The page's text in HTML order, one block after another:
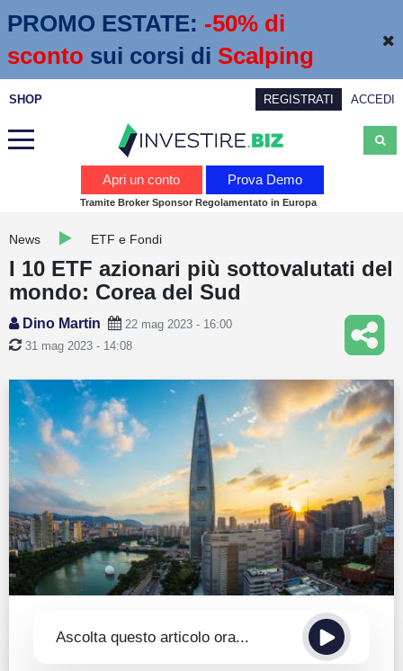
PROMO ESTATE: -50% di
sconto sui corsi di Scalping
SHOP REGISTRATI ACCEDI
Calendario economico
Webinar
Servizi
Trading
Education
Guide
Quotazioni
Conto IG
Guru Monitor
Stagionalità
Apri un conto Prova Demo
Tramite Broker Sponsor Regolamentato in Europa
News ETF e Fondi
I 10 ETF azionari più sottovalutati del
mondo: Corea del Sud
Dino Martin
22 mag 2023 - 16:00
31 mag 2023 - 14:08
Ascolta questo articolo ora...